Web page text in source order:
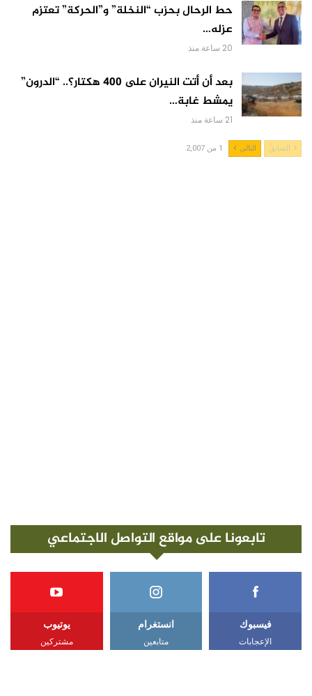
حط الرحال بحزب “النخلة” و”الحركة” تعتزم
عزله…
20 ساعة منذ
بعد أن أتت النيران على 400 هكتار؟.. “الدرون”
يمشط غابة…
21 ساعة منذ
السابق التالي 1 من 2,007
تابعونا على مواقع التواصل الاجتماعي
فيسبوك
الإعجابات
انستغرام
متابعين
يوتيوب
مشتركين